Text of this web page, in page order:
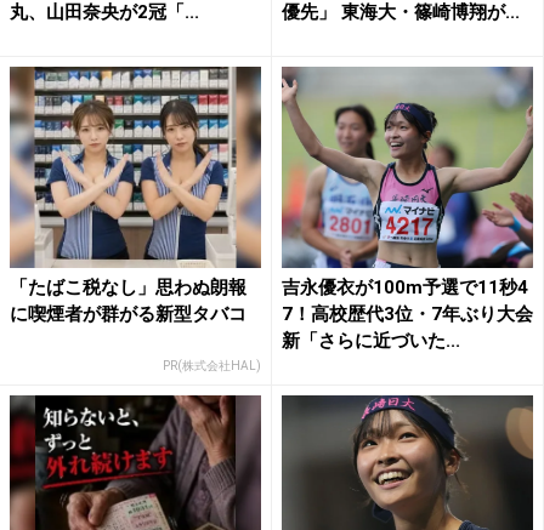
丸、山田奈央が2冠「...
優先」 東海大・篠崎博翔が...
「たばこ税なし」思わぬ朗報
に喫煙者が群がる新型タバコ
PR(株式会社HAL)
吉永優衣が100m予選で11秒4
7！高校歴代3位・7年ぶり大会
新「さらに近づいた...